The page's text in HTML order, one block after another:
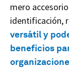
mero
identificación,
versátil y
beneficios